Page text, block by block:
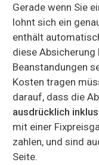
Gerade wenn Sie
lohnt sich ein
enthält
diese Absicherung
Beanstandungen
Kosten tragen
darauf, dass die
ausdrücklich
mit einer
zahlen, und sind
Seite.